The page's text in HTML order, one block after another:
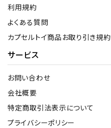
利用規約
よくある質問
カプセルトイ商品お取り引き規約
サービス
お問い合わせ
会社概要
特定商取引法表示について
プライバシーポリシー